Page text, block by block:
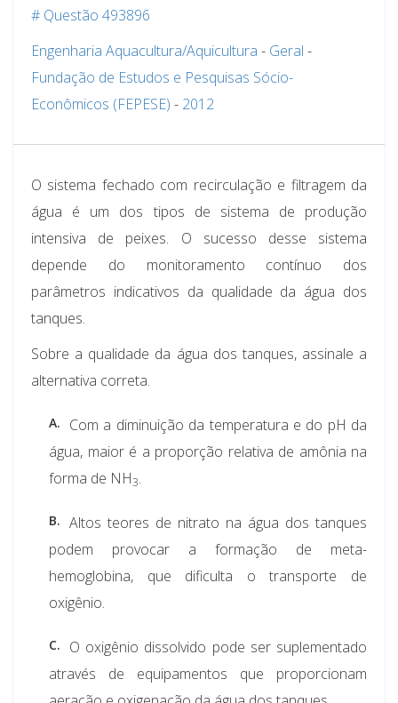
# Questão 493896
Engenharia Aquacultura/Aquicultura - Geral -
Fundação de Estudos e Pesquisas Sócio-
Econômicos (FEPESE) - 2012
O sistema fechado com recirculação e filtragem da
água é um dos tipos de sistema de produção
intensiva de peixes. O sucesso desse sistema
depende do monitoramento contínuo dos
parâmetros indicativos da qualidade da água dos
tanques.
Sobre a qualidade da água dos tanques, assinale a
alternativa correta.
A.
Com a diminuição da temperatura e do pH da
água, maior é a proporção relativa de amônia na
forma de NH3.
B. Altos teores de nitrato na água dos tanques
podem provocar a formação de meta-
hemoglobina, que dificulta o transporte de
oxigênio.
C.
O oxigênio dissolvido pode ser suplementado
através de equipamentos que proporcionam